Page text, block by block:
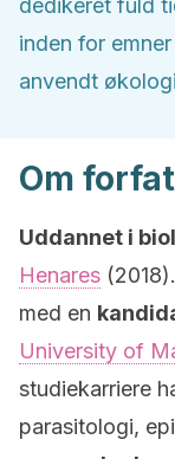
dedikeret fuld
inden for
anvendt
Om
Uddannet i
Henares
med en
University of
studiekarriere
parasitologi,